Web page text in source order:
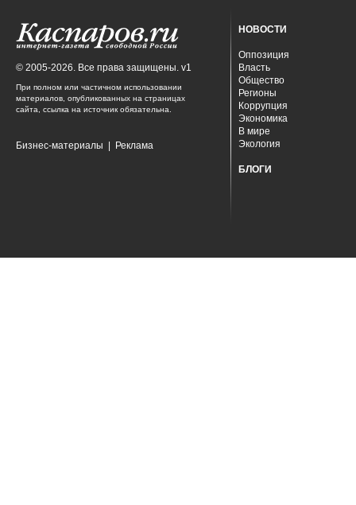
© 2005-2026. Все права защищены. v1
При полном или частичном использовании
материалов, опубликованных на страницах
сайта, ссылка на источник обязательна.
Бизнес-материалы Реклама
НОВОСТИ
Оппозиция
Власть
Общество
Регионы
Коррупция
Экономика
В мире
Экология
БЛОГИ